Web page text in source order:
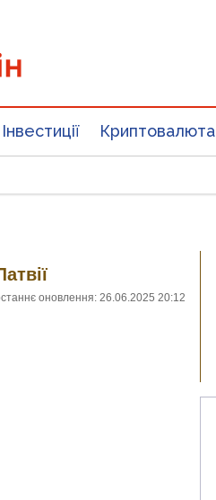
Інвестиції Криптовалюта
оновлення: 26.06.2025 20:12